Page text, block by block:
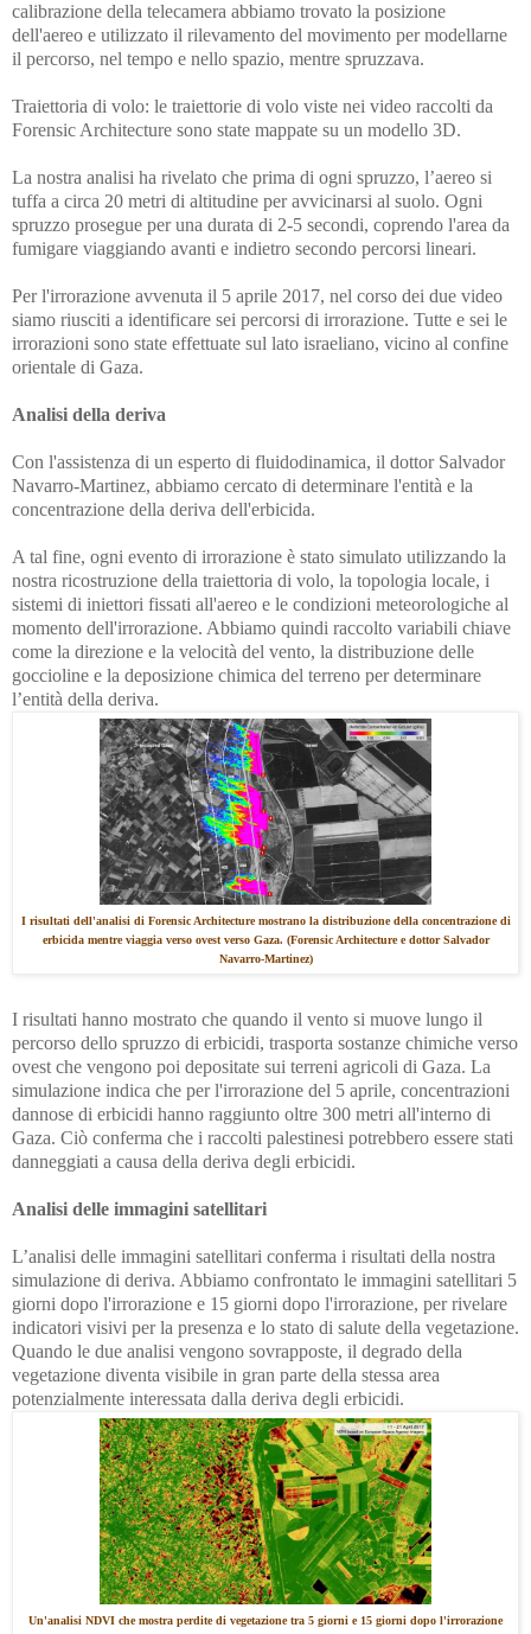
calibrazione della telecamera abbiamo trovato la posizione
dell'aereo e utilizzato il rilevamento del movimento per modellarne
il percorso, nel tempo e nello spazio, mentre spruzzava.
Traiettoria di volo: le traiettorie di volo viste nei video raccolti da
Forensic Architecture sono state mappate su un modello 3D.
La nostra analisi ha rivelato che prima di ogni spruzzo, l’aereo si
tuffa a circa 20 metri di altitudine per avvicinarsi al suolo. Ogni
spruzzo prosegue per una durata di 2-5 secondi, coprendo l'area da
fumigare viaggiando avanti e indietro secondo percorsi lineari.
Per l'irrorazione avvenuta il 5 aprile 2017, nel corso dei due video
siamo riusciti a identificare sei percorsi di irrorazione. Tutte e sei le
irrorazioni sono state effettuate sul lato israeliano, vicino al confine
orientale di Gaza.
Analisi della deriva
Con l'assistenza di un esperto di fluidodinamica, il dottor Salvador
Navarro-Martinez, abbiamo cercato di determinare l'entità e la
concentrazione della deriva dell'erbicida.
A tal fine, ogni evento di irrorazione è stato simulato utilizzando la
nostra ricostruzione della traiettoria di volo, la topologia locale, i
sistemi di iniettori fissati all'aereo e le condizioni meteorologiche al
momento dell'irrorazione. Abbiamo quindi raccolto variabili chiave
come la direzione e la velocità del vento, la distribuzione delle
goccioline e la deposizione chimica del terreno per determinare
l’entità della deriva.
I risultati dell'analisi di Forensic Architecture mostrano la distribuzione della concentrazione di
erbicida mentre viaggia verso ovest verso Gaza. (Forensic Architecture e dottor Salvador
Navarro-Martinez)
I risultati hanno mostrato che quando il vento si muove lungo il
percorso dello spruzzo di erbicidi, trasporta sostanze chimiche verso
ovest che vengono poi depositate sui terreni agricoli di Gaza. La
simulazione indica che per l'irrorazione del 5 aprile, concentrazioni
dannose di erbicidi hanno raggiunto oltre 300 metri all'interno di
Gaza. Ciò conferma che i raccolti palestinesi potrebbero essere stati
danneggiati a causa della deriva degli erbicidi.
Analisi delle immagini satellitari
L’analisi delle immagini satellitari conferma i risultati della nostra
simulazione di deriva. Abbiamo confrontato le immagini satellitari 5
giorni dopo l'irrorazione e 15 giorni dopo l'irrorazione, per rivelare
indicatori visivi per la presenza e lo stato di salute della vegetazione.
Quando le due analisi vengono sovrapposte, il degrado della
vegetazione diventa visibile in gran parte della stessa area
potenzialmente interessata dalla deriva degli erbicidi.
Un'analisi NDVI che mostra perdite di vegetazione tra 5 giorni e 15 giorni dopo l'irrorazione